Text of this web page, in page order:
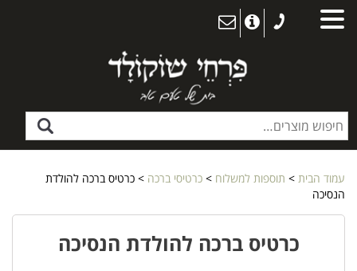
עמוד הבית > תוספות למשלוח > כרטיסי ברכה > כרטיס ברכה להולדת
הנסיכה
כרטיס ברכה להולדת הנסיכה